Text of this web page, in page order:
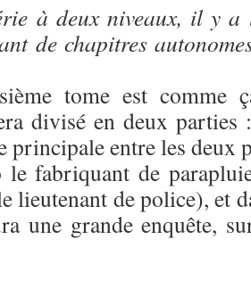
à deux niveaux, il y a
de chapitres
tome est comme
divisé en deux parties
principale entre les deux
fabriquant de
lieutenant de police), et
une grande enquête,